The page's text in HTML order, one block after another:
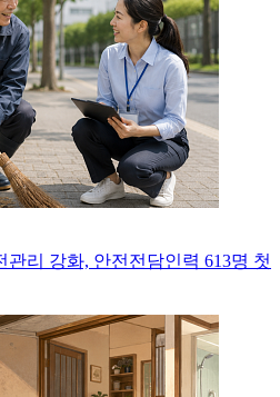
관리 강화, 안전전담인력 613명 첫